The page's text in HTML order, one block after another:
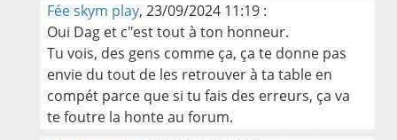
Fée skym play, 23/09/2024 11:19 :
Oui Dag et c"est tout à ton honneur.
Tu vois, des gens comme ça, ça te donne pas
envie du tout de les retrouver à ta table en
compét parce que si tu fais des erreurs, ça va
te foutre la honte au forum.